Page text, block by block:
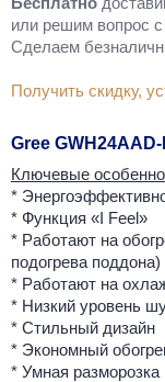
или решим вопрос с
Cделаем
Получить скидку,
Gree
Ключевые
*
* Функция «I Feel»
* Работают на
подогрева поддона)
* Работают на
* Низкий уровень
* Стильный дизайн
* Экономный
* Умная разморозка